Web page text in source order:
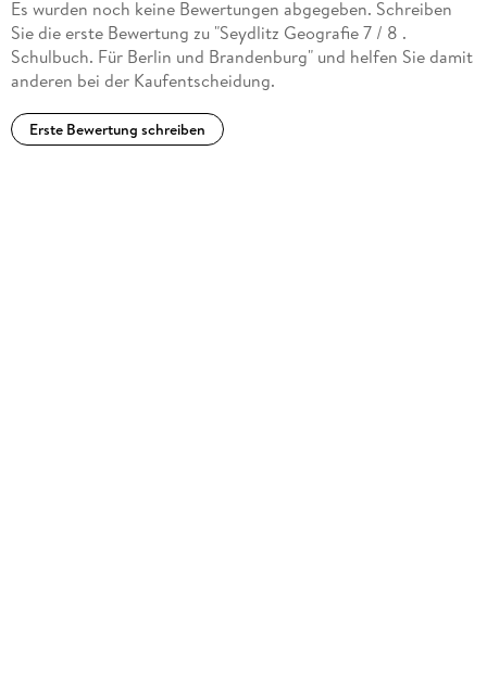
Es wurden noch keine Bewertungen abgegeben. Schreiben
Sie die erste Bewertung zu "Seydlitz Geografie 7 / 8 .
Schulbuch. Für Berlin und Brandenburg" und helfen Sie damit
anderen bei der Kaufentscheidung.
Erste Bewertung schreiben